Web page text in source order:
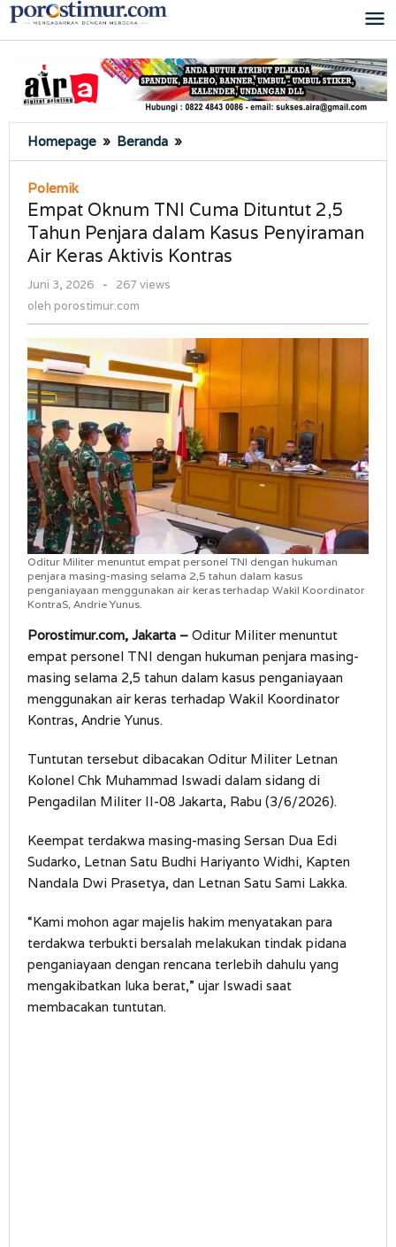
Lewati
ke
Homepage » Beranda »
Oknum
Cuma
Dituntut
2,5
Tahun
Penyiraman
Air
Keras
Aktivis
Kontras
Polemik
Empat Oknum TNI Cuma Dituntut 2,5
Tahun Penjara dalam Kasus Penyiraman
Air Keras Aktivis Kontras
Juni 3, 2026
oleh
-
267 views
oleh porostimur.com
Oditur Militer menuntut empat personel TNI dengan hukuman
penjara masing-masing selama 2,5 tahun dalam kasus
penganiayaan menggunakan air keras terhadap Wakil Koordinator
KontraS, Andrie Yunus.
Porostimur.com, Jakarta – Oditur Militer menuntut
empat personel TNI dengan hukuman penjara masing-
masing selama 2,5 tahun dalam kasus penganiayaan
menggunakan air keras terhadap Wakil Koordinator
Kontras, Andrie Yunus.
Tuntutan tersebut dibacakan Oditur Militer Letnan
Kolonel Chk Muhammad Iswadi dalam sidang di
Pengadilan Militer II-08 Jakarta, Rabu (3/6/2026).
Keempat terdakwa masing-masing Sersan Dua Edi
Sudarko, Letnan Satu Budhi Hariyanto Widhi, Kapten
Nandala Dwi Prasetya, dan Letnan Satu Sami Lakka.
“Kami mohon agar majelis hakim menyatakan para
terdakwa terbukti bersalah melakukan tindak pidana
penganiayaan dengan rencana terlebih dahulu yang
mengakibatkan luka berat,” ujar Iswadi saat
membacakan tuntutan.